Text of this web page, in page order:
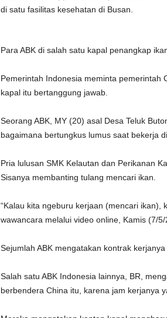
di satu fasilitas kesehatan di Busan.
Para ABK di salah satu kapal penangkap
Pemerintah Indonesia meminta pemerintah
kapal itu bertanggung jawab.
Seorang ABK, MY (20) asal Desa Teluk
bagaimana bertungkus lumus saat bekerja
Pria lulusan SMK Kelautan dan Perikanan
Sisanya membanting tulang mencari ikan.
“Kalau kita ngeburu kerjaan (mencari ikan),
wawancara melalui video online, Kamis (7/5/
Sejumlah ABK mengatakan kontrak
Salah satu ABK Indonesia lainnya, BR,
berbendera China itu, karena jam kerjanya